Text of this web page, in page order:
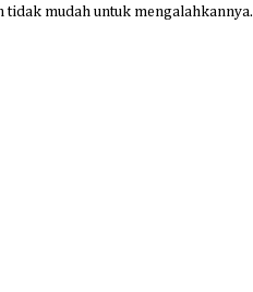
mudah untuk mengalahkannya.